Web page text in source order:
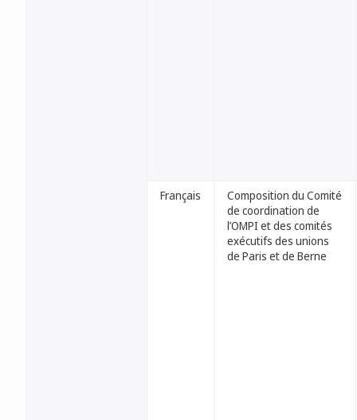
Français
Composition du Comité
de coordination de
l’OMPI et des comités
exécutifs des unions
de Paris et de Berne